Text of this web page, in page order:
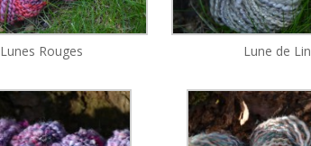
Lunes Rouges Lune de Lin